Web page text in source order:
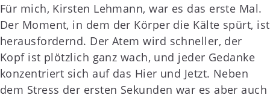
Für mich, Kirsten Lehmann, war es das erste Mal.
Der Moment, in dem der Körper die Kälte spürt, ist
herausfordernd. Der Atem wird schneller, der
Kopf ist plötzlich ganz wach, und jeder Gedanke
konzentriert sich auf das Hier und Jetzt. Neben
dem Stress der ersten Sekunden war es aber auch